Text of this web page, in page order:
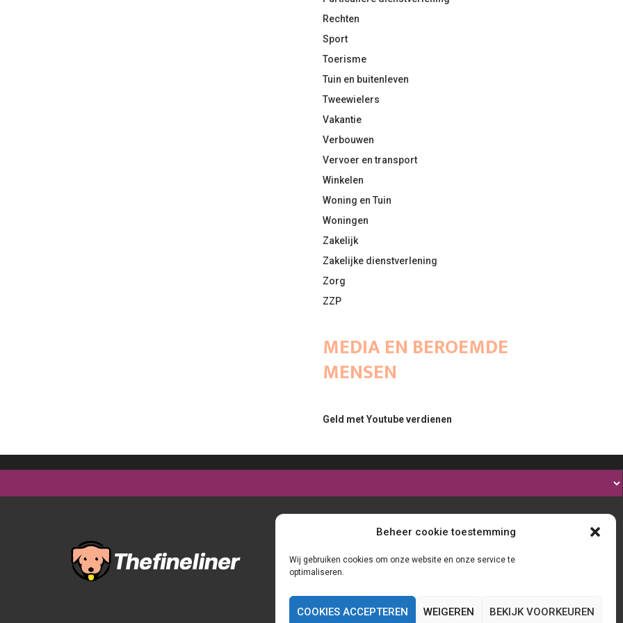
Beheer cookie toestemming
Wij gebruiken cookies om onze website en onze service te
optimaliseren.
COOKIES ACCEPTEREN WEIGEREN BEKIJK VOORKEUREN
Rechten
Sport
Toerisme
Tuin en buitenleven
Tweewielers
Vakantie
Verbouwen
Vervoer en transport
Winkelen
Woning en Tuin
Woningen
Zakelijk
Zakelijke dienstverlening
Zorg
ZZP
MEDIA EN BEROEMDE
MENSEN
Geld met Youtube verdienen